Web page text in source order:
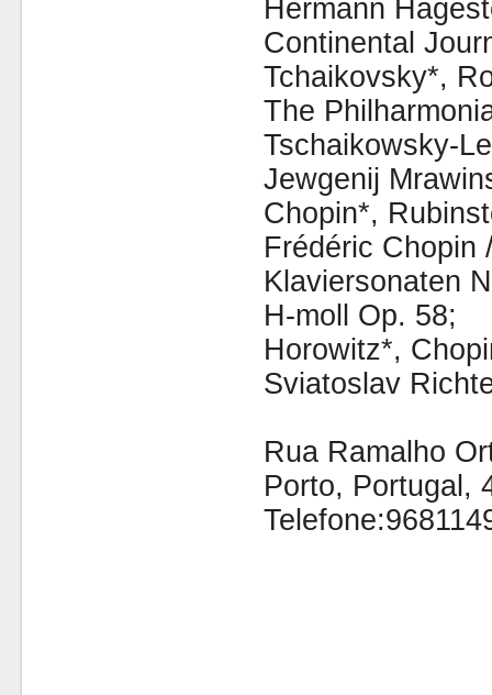
Hermann
Continental
Tchaikovsky*,
The
Tschaikowsky-
Jewgenij
Chopin*,
Frédéric Chopin
Klaviersonaten
H-moll Op. 58;
Horowitz*,
Sviatoslav
Rua Ramalho
Porto, Portugal,